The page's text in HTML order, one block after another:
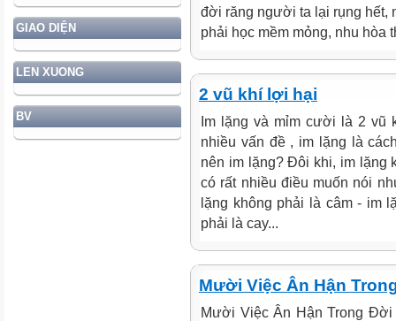
GIAO DIỆN
LEN XUONG
BV
đời răng người ta lại rụng hết,
phải học mềm mỏng, nhu
2 vũ khí lợi hại
Im lặng và mỉm cười là 2
nhiều vấn đề , im lặng là
nên im lặng? Đôi khi, im lặng
có rất nhiều điều muốn nói
lặng không phải là câm - im
phải là cay...
Mười Việc Ân Hận
Mười Việc Ân Hận Trong